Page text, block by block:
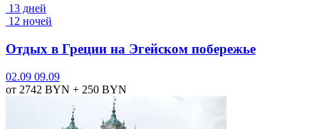
13 дней
12 ночей
Отдых в Греции на Эгейском побережье
02.09 09.09
от 2742 BYN + 250 BYN